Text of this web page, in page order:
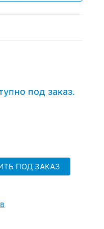
под заказ.
ПОД ЗАКАЗ